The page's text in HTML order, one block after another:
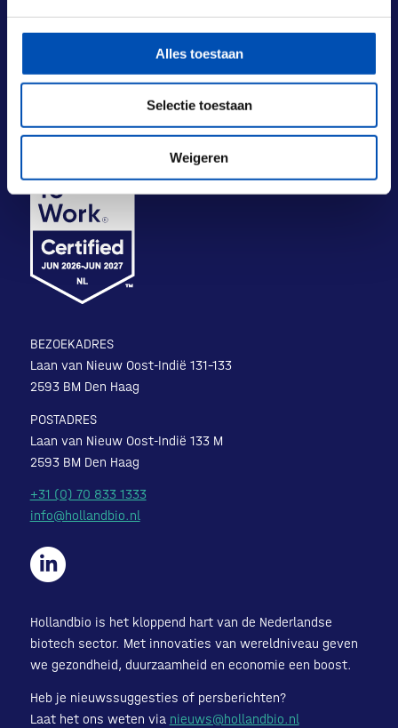
Alles toestaan
Selectie toestaan
Weigeren
BEZOEKADRES
Laan van Nieuw Oost-Indië 131-133
2593 BM Den Haag
POSTADRES
Laan van Nieuw Oost-Indië 133 M
2593 BM Den Haag
+31 (0) 70 833 1333
info@hollandbio.nl
Hollandbio is het kloppend hart van de Nederlandse
biotech sector. Met innovaties van wereldniveau geven
we gezondheid, duurzaamheid en economie een boost.
Heb je nieuwssuggesties of persberichten?
Laat het ons weten via nieuws@hollandbio.nl